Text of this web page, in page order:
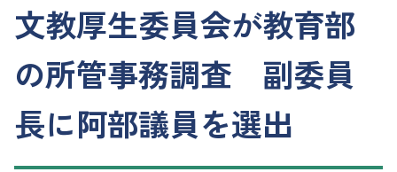
文教厚生委員会が教育部
の所管事務調査 副委員
長に阿部議員を選出